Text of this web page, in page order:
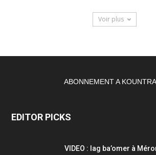
Voir plus
ABONNEMENT A
EDITOR PICKS
VIDEO : lag ba’omer à